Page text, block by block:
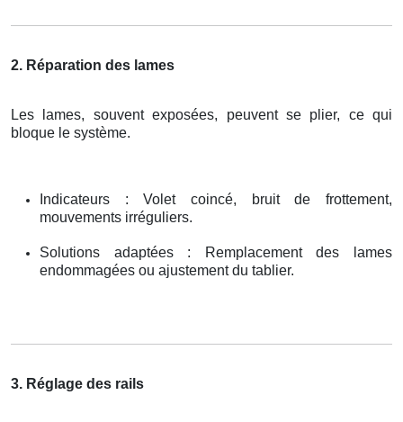
2. Réparation des lames
Les lames, souvent exposées, peuvent se plier, ce qui
bloque le système.
Indicateurs : Volet coincé, bruit de frottement,
mouvements irréguliers.
Solutions adaptées : Remplacement des lames
endommagées ou ajustement du tablier.
3. Réglage des rails